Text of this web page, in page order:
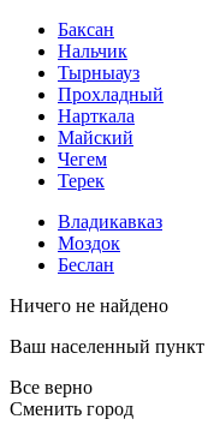
Баксан
Нальчик
Тырныауз
Прохладный
Нарткала
Майский
Чегем
Терек
Владикавказ
Моздок
Беслан
Ничего не найдено
Ваш населенный пункт
Все верно
Сменить город